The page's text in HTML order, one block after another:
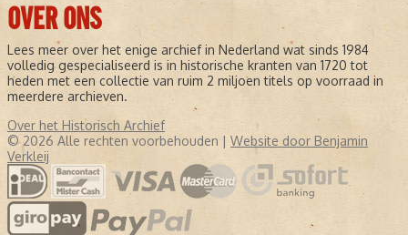
OVER ONS
Lees meer over het enige archief in Nederland wat sinds 1984
volledig gespecialiseerd is in historische kranten van 1720 tot
heden met een collectie van ruim 2 miljoen titels op voorraad in
meerdere archieven.
Over het Historisch Archief
© 2026 Alle rechten voorbehouden | Website door Benjamin
Verkleij